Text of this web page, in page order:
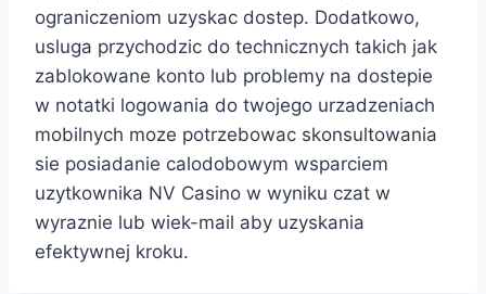
ograniczeniom uzyskac dostep. Dodatkowo,
usluga przychodzic do technicznych takich jak
zablokowane konto lub problemy na dostepie
w notatki logowania do twojego urzadzeniach
mobilnych moze potrzebowac skonsultowania
sie posiadanie calodobowym wsparciem
uzytkownika NV Casino w wyniku czat w
wyraznie lub wiek-mail aby uzyskania
efektywnej kroku.